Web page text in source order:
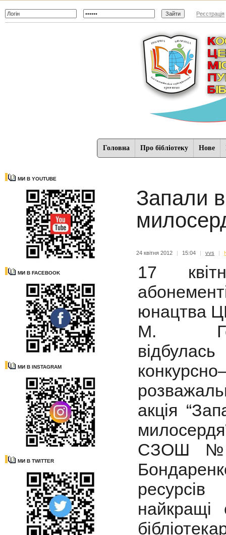
Реєстрація
Головна Про бібліотеку Нове
МИ В YOUTUBE
МИ В FACEBOOK
МИ В INSTAGRAM
МИ В TWITTER
Запали в
24 квітня 2012 | 15:04 | vvs |
17
юнацтва
М.
відбулась
акція
СЗОШ